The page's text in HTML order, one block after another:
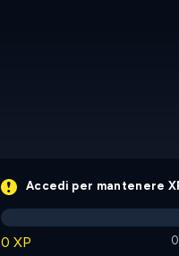
Rapid Basket
Accedi per mantenere
0 XP